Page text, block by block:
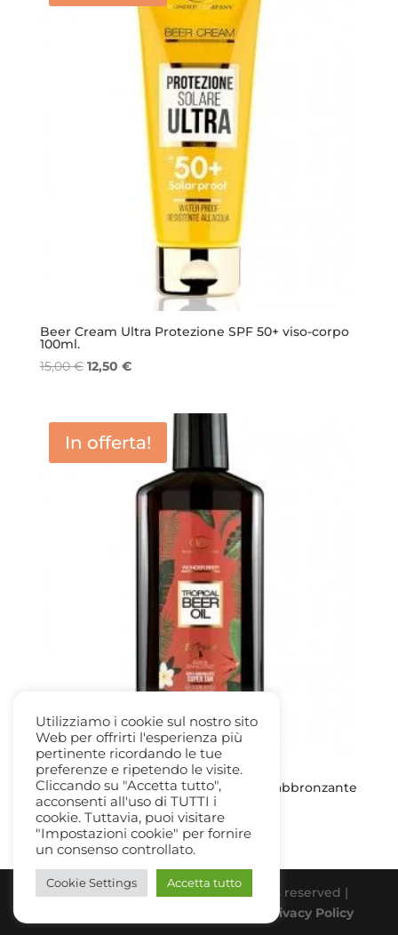
Beer Cream Ultra Protezione SPF 50+ viso-corpo
100ml.
15,00€ Il
era:
15,00 €.
12,50 €Il
è:
12,50 €.
In offerta!
Tropical Beer oil 200ml. – Olio Super abbronzante
14,90€Il
prezzo
originale
era:
14,90 €.
11,50€Il
prezzo
attuale
è:
11,50 €.
Beauty Gallery Parfum Srl | All rights reserved |
Privacy Policy
Utilizziamo i cookie sul nostro sito
Web per offrirti l'esperienza più
pertinente ricordando le tue
preferenze e ripetendo le visite.
Cliccando su "Accetta tutto",
acconsenti all'uso di TUTTI i
cookie. Tuttavia, puoi visitare
"Impostazioni cookie" per fornire
un consenso controllato.
Cookie Settings Accetta tutto